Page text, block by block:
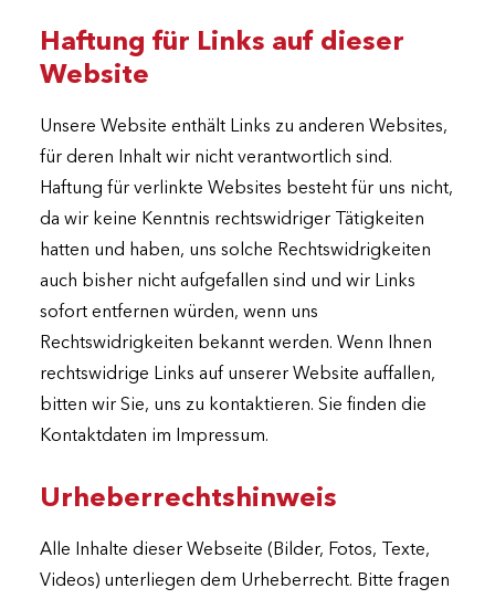
Haftung für Links auf dieser
Website
Unsere Website enthält Links zu anderen Websites,
für deren Inhalt wir nicht verantwortlich sind.
Haftung für verlinkte Websites besteht für uns nicht,
da wir keine Kenntnis rechtswidriger Tätigkeiten
hatten und haben, uns solche Rechtswidrigkeiten
auch bisher nicht aufgefallen sind und wir Links
sofort entfernen würden, wenn uns
Rechtswidrigkeiten bekannt werden. Wenn Ihnen
rechtswidrige Links auf unserer Website auffallen,
bitten wir Sie, uns zu kontaktieren. Sie finden die
Kontaktdaten im Impressum.
Urheberrechtshinweis
Alle Inhalte dieser Webseite (Bilder, Fotos, Texte,
Videos) unterliegen dem Urheberrecht. Bitte fragen